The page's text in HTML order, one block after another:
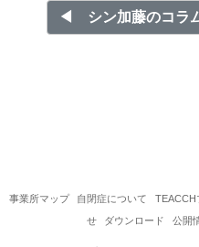
◀︎ シン加藤のコラム
事業所マップ 自閉症について TEACCH
せ
ダウンロード 公開